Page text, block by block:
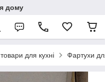
дому
для кухні Фартухи